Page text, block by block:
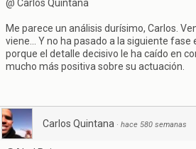
@ Carlos Quintana
Me parece un análisis durísimo, Carlos.
viene... Y no ha pasado a la siguiente fase
porque el detalle decisivo le ha caído en
mucho más positiva sobre su actuación.
Carlos Quintana · hace 580 semanas